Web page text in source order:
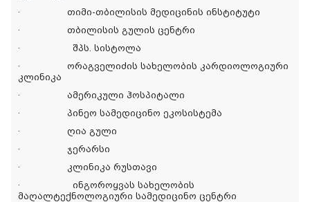
·
თიმი-თბილისის მედიცინის ინსტიტუტი
·
თბილისის გულის ცენტრი
·
შპს. სისტოლა
·
ორაგველიძის სახელობის კარდიოლოგიური
კლინიკა
·
ამერიკული ჰოსპიტალი
·
პინეო სამედიცინო ეკოსისტემა
·
ღია გული
·
ჯერარსი
·
კლინიკა რუსთავი
·
ინგოროყვას სახელობის
მაღალტექნოლოგიური სამედიცინო ცენტრი